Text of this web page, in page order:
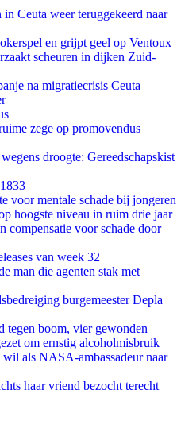
Ceuta weer teruggekeerd naar
en grijpt geel op Ventoux
scheuren in dijken Zuid-
na migratiecrisis Ceuta
zege op promovendus
droogte: Gereedschapskist
voor mentale schade bij jongeren
hoogste niveau in ruim drie jaar
compensatie voor schade door
van week 32
man die agenten stak met
burgemeester Depla
tegen boom, vier gewonden
om ernstig alcoholmisbruik
als NASA-ambassadeur naar
haar vriend bezocht terecht